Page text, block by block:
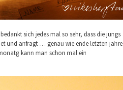
sich jedes mal so sehr, dass die jungs
und anfragt … genau wie ende letzten
kann man schon mal ein